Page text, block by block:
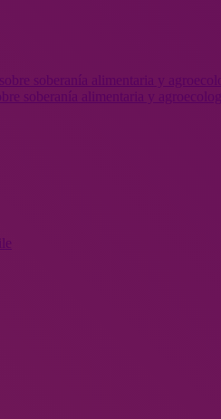
soberanía alimentaria y